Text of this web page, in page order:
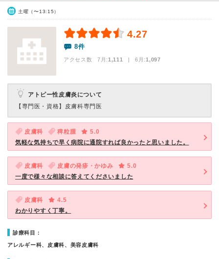
土曜（〜13:15）
4.27
8件
アクセス数 7月:1,111 | 6月:1,097
アトピー性皮膚炎について
【専門医・資格】 皮膚科専門医
皮膚科 稗粒腫
5.0
気軽な気持ちで早く病院に通院すれば良かったと思いました。
皮膚科 皮膚の発疹・かゆみ
5.0
一度で様々な相談に答えてくださいました
皮膚科
4.5
わかりやすく丁寧。
診療科目：
アレルギー科、皮膚科、美容皮膚科